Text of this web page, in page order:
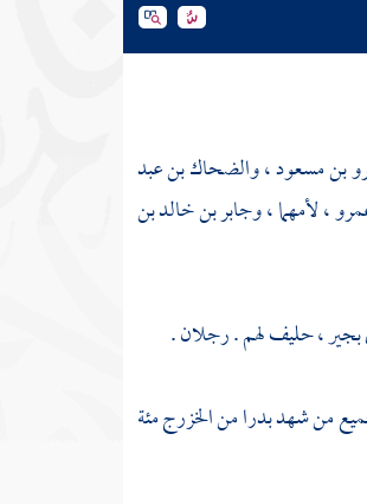
بن مسعود،والضحاك بن عبد
، لأمهما ،وجابر بن خالد بن
، حليف لهم . رجلان .
من شهد بدرا منالخزرجمئة